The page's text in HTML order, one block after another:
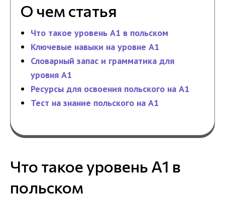
О чем статья
Что такое уровень A1 в польском
Ключевые навыки на уровне A1
Словарный запас и грамматика для
уровня A1
Ресурсы для освоения польского на A1
Тест на знание польского на A1
Что такое уровень A1 в
польском